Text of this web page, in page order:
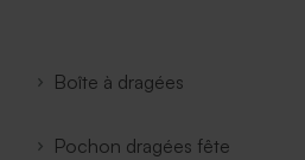
Boîte à dragées
Pochon dragées fête